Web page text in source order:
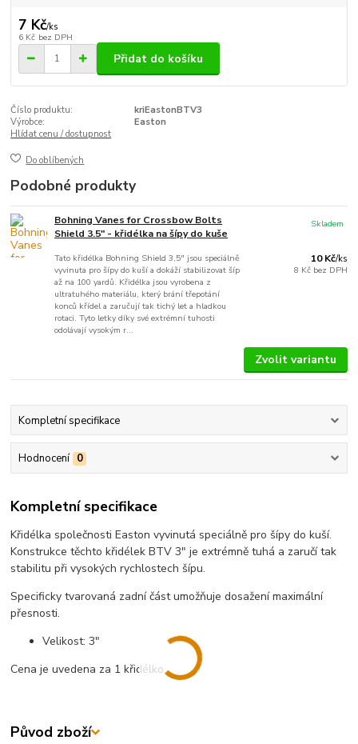
7 Kč/ks
6 Kč bez DPH
Přidat do košíku
Číslo produktu:
kriEastonBTV3
Výrobce:
Easton
Hlídat cenu / dostupnost
Do oblíbených
Podobné produkty
Bohning Vanes for Crossbow Bolts
Shield 3.5" - křidélka na šípy do kuše
Tato křidélka Bohning Shield 3,5" jsou speciálně
vyvinuta pro šípy do kuší a dokáží stabilizovat šíp
až na 100 yardů. Křidélka jsou vyrobena z
ultratuhého materiálu, který brání třepotání
konců křídel a zaručují tak tichý let a hladkou
rotaci. Tyto letky díky své extrémní tuhosti
odolávají vysokým r...
10 Kč/ks
8 Kč bez DPH
Skladem
Zvolit variantu
Kompletní specifikace
Hodnocení 0
Kompletní specifikace
Křidélka společnosti Easton vyvinutá speciálně pro šípy do kuší.
Konstrukce těchto křidélek BTV 3" je extrémně tuhá a zaručí tak
stabilitu při vysokých rychlostech šípu.
Specificky tvarovaná zadní část umožňuje dosažení maximální
přesnosti.
Velikost: 3"
Cena je uvedena za 1 křidélko.
Původ zboží